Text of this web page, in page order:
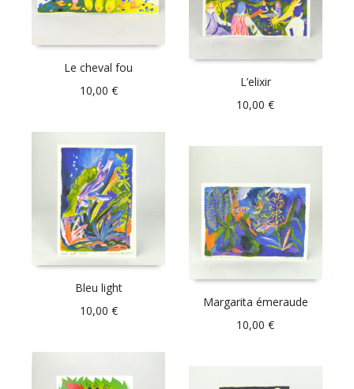
Le cheval fou
10,00 €
L’elixir
10,00€
Bleu light
10,00 €
Margarita émeraude
10,00€